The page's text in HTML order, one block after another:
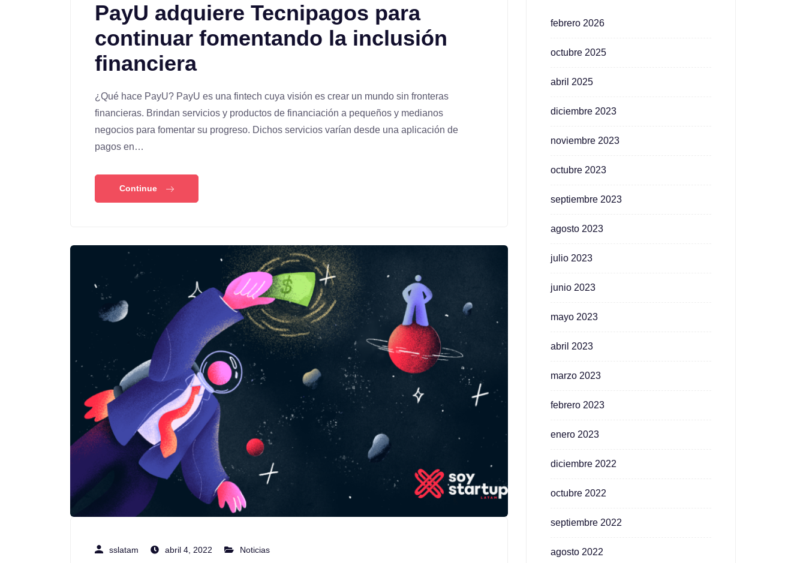
PayU adquiere Tecnipagos para
continuar fomentando la inclusión
financiera
¿Qué hace PayU? PayU es una fintech cuya visión es crear un mundo sin fronteras
financieras. Brindan servicios y productos de financiación a pequeños y medianos
negocios para fomentar su progreso. Dichos servicios varían desde una aplicación de
pagos en…
Continue
sslatam abril 4, 2022 Noticias
febrero 2026
octubre 2025
abril 2025
diciembre 2023
noviembre 2023
octubre 2023
septiembre 2023
agosto 2023
julio 2023
junio 2023
mayo 2023
abril 2023
marzo 2023
febrero 2023
enero 2023
diciembre 2022
octubre 2022
septiembre 2022
agosto 2022